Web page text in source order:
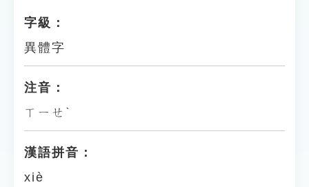
字級：
異體字
注音：
ㄒㄧㄝˋ
漢語拼音：
xiè